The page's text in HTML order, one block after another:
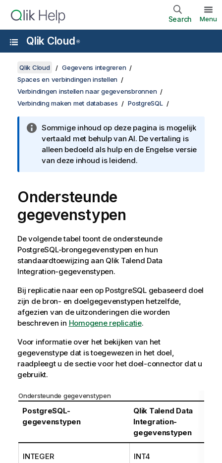
Search Menu
Qlik Cloud ®
Qlik Cloud
Gegevens integreren
Spaces en verbindingen instellen
Verbindingen instellen naar gegevensbronnen
Verbinding maken met databases
PostgreSQL
Sommige inhoud op deze pagina is mogelijk
vertaald met behulp van AI. De vertaling is
alleen bedoeld als hulp en de Engelse versie
van deze inhoud is leidend.
Ondersteunde
gegevenstypen
De volgende tabel toont de ondersteunde
PostgreSQL-brongegevenstypen en hun
standaardtoewijzing aan Qlik Talend Data
Integration-gegevenstypen.
Bij replicatie naar een op PostgreSQL gebaseerd doel
zijn de bron- en doelgegevenstypen hetzelfde,
afgezien van de uitzonderingen die worden
beschreven in Homogene replicatie.
Voor informatie over het bekijken van het
gegevenstype dat is toegewezen in het doel,
raadpleegt u de sectie voor het doel-connectordat u
gebruikt.
Ondersteunde gegevenstypen
PostgreSQL-
gegevenstypen
Qlik Talend Data
Integration-
gegevenstypen
INTEGER INT4